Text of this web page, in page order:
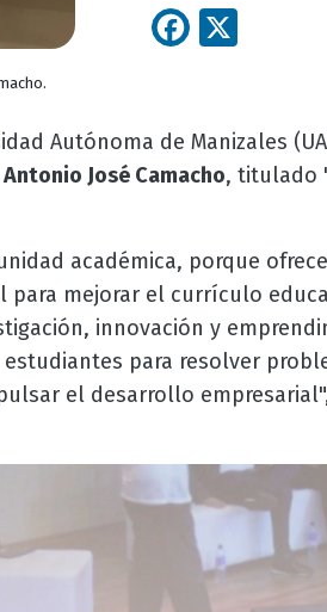
Autónoma de Manizales
José Camacho, titulado
académica, porque
para mejorar el currículo
innovación y
para resolver
el desarrollo